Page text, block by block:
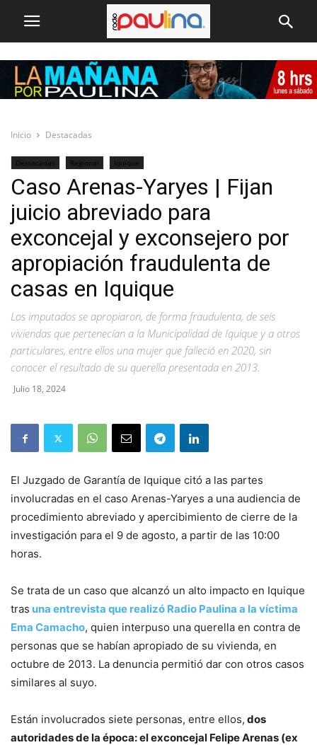
Inicio Destacadas
Destacadas Regional Iquique
Caso Arenas-Yaryes | Fijan
juicio abreviado para
exconcejal y exconsejero por
apropiación fraudulenta de
casas en Iquique
Los imputados se apropiaron, de forma fraudulenta, de seis
viviendas que pertenecían a la Municipalidad de Iquique y a otros
particulares, entre ellos una mujer que falleció en 2020, sin
conocer el resultado de su querella presentada en 2013.
Julio 18, 2024
El Juzgado de Garantía de Iquique citó a las partes
involucradas en el caso Arenas-Yaryes a una audiencia de
procedimiento abreviado y apercibimiento de cierre de la
investigación para el 9 de agosto, a partir de las 10:00
horas.
Se trata de un caso que alcanzó un alto impacto en Iquique
tras una entrevista que realizó Radio Paulina a la víctima
Ema Camacho, quien interpuso una querella en contra de
personas que se habían apropiado de su vivienda, en
octubre de 2013. La denuncia permitió dar con otros casos
similares al suyo.
Están involucrados siete personas, entre ellos, dos
autoridades de la época: el exconcejal Felipe Arenas (ex